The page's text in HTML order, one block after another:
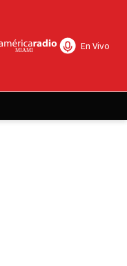
En Vivo